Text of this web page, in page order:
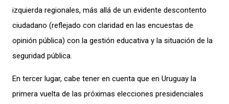
izquierda regionales, más allá de un evidente descontento
ciudadano (reflejado con claridad en las encuestas de
opinión pública) con la gestión educativa y la situación de la
seguridad pública.
En tercer lugar, cabe tener en cuenta que en Uruguay la
primera vuelta de las próximas elecciones presidenciales